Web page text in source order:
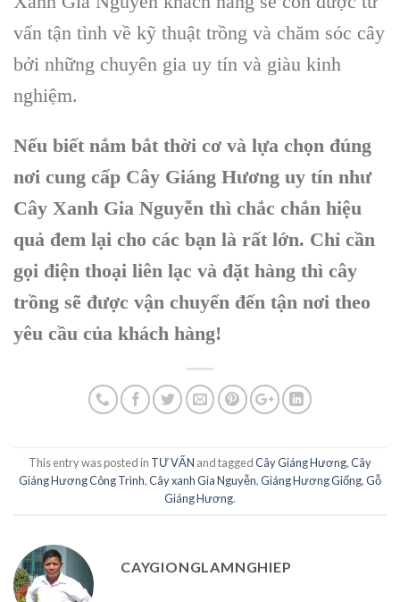
vấn tận tình về kỹ thuật trồng và chăm sóc cây
bởi những chuyên gia uy tín và giàu kinh
nghiệm.
Nếu biết nắm bắt thời cơ và lựa chọn đúng
nơi cung cấp Cây Giáng Hương uy tín như
Cây Xanh Gia Nguyễn thì chắc chắn hiệu
quả đem lại cho các bạn là rất lớn. Chỉ cần
gọi điện thoại liên lạc và đặt hàng thì cây
trồng sẽ được vận chuyển đến tận nơi theo
yêu cầu của khách hàng!
This entry was posted in TƯ VẤN and taggedCây Giáng Hương,Cây
Giáng Hương Công Trình,Cây xanh Gia Nguyễn,Giáng Hương Giống,Gỗ
Giáng Hương.
CAYGIONGLAMNGHIEP